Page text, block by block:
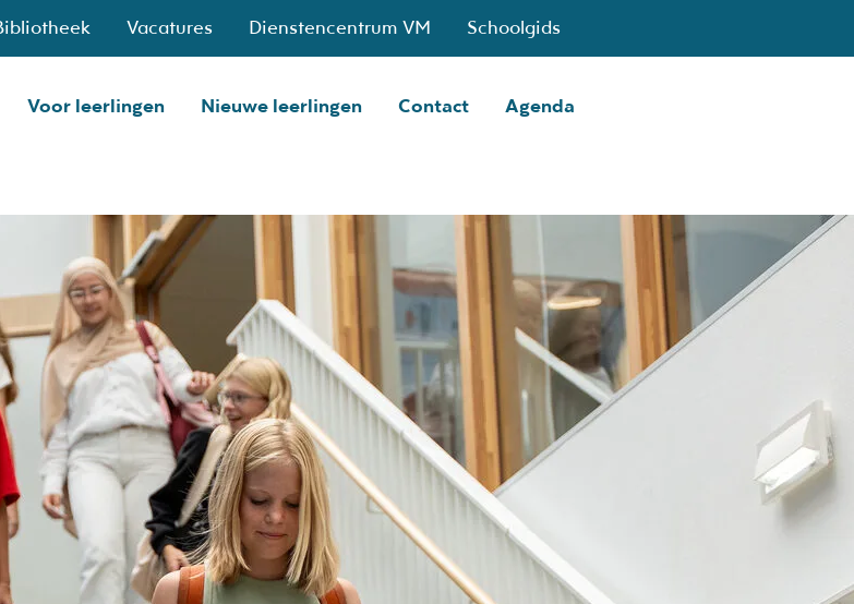
Vacatures Dienstencentrum VM Schoolgids
Voor leerlingen Nieuwe leerlingen Contact Agenda